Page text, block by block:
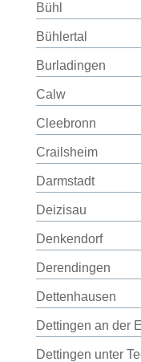
Bühl
Bühlertal
Burladingen
Calw
Cleebronn
Crailsheim
Darmstadt
Deizisau
Denkendorf
Derendingen
Dettenhausen
Dettingen an der
Dettingen unter